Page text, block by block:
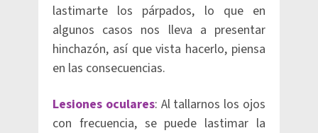
lastimarte los párpados, lo que en
algunos casos nos lleva a presentar
hinchazón, así que vista hacerlo, piensa
en las consecuencias.
Lesiones oculares: Al tallarnos los ojos
con frecuencia, se puede lastimar la